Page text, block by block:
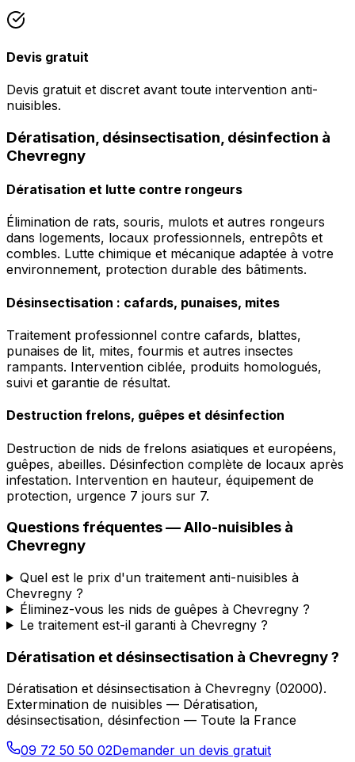
Devis gratuit
Devis gratuit et discret avant toute intervention anti-
nuisibles.
Dératisation, désinsectisation, désinfection à
Chevregny
Dératisation et lutte contre rongeurs
Élimination de rats, souris, mulots et autres rongeurs
dans logements, locaux professionnels, entrepôts et
combles. Lutte chimique et mécanique adaptée à votre
environnement, protection durable des bâtiments.
Désinsectisation : cafards, punaises, mites
Traitement professionnel contre cafards, blattes,
punaises de lit, mites, fourmis et autres insectes
rampants. Intervention ciblée, produits homologués,
suivi et garantie de résultat.
Destruction frelons, guêpes et désinfection
Destruction de nids de frelons asiatiques et européens,
guêpes, abeilles. Désinfection complète de locaux après
infestation. Intervention en hauteur, équipement de
protection, urgence 7 jours sur 7.
Questions fréquentes —Allo-nuisibles à
Chevregny
Quel est le prix d'un traitement anti-nuisibles à
Chevregny ?
Éliminez-vous les nids de guêpes à Chevregny ?
Le traitement est-il garanti à Chevregny ?
Dératisation et désinsectisation à Chevregny?
Dératisation et désinsectisation à Chevregny (02000).
Extermination de nuisibles — Dératisation,
désinsectisation, désinfection — Toute la France
09 72 50 50 02Demander un devis gratuit